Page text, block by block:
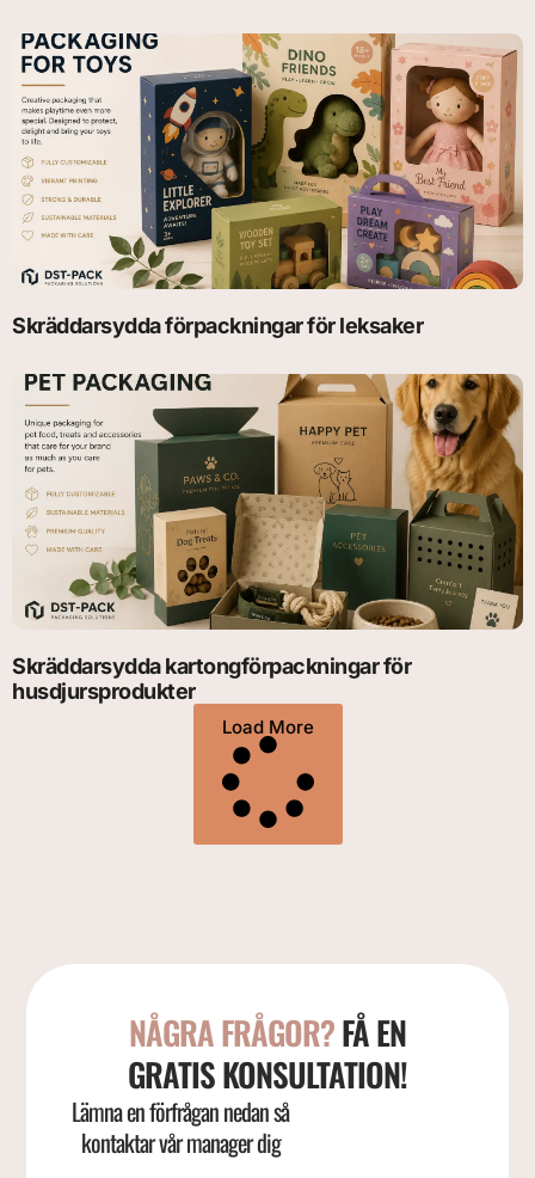
Skräddarsydda förpackningar för leksaker
Skräddarsydda kartongförpackningar för
husdjursprodukter
Load More
NÅGRA FRÅGOR?FÅ EN
GRATIS KONSULTATION!
Lämna en förfrågan nedan så
kontaktar vår manager dig